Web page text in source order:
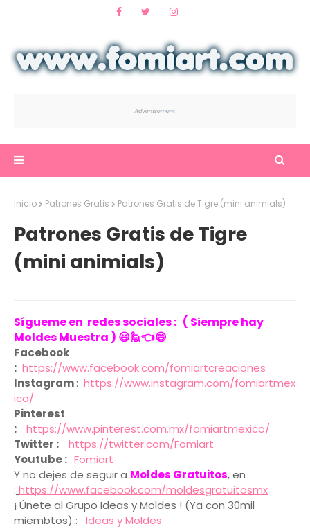
Inicio Patrones Gratis Patrones Gratis de Tigre (mini animials)
Patrones Gratis de Tigre
(mini animials)
Sígueme en redes sociales : ( Siempre hay
Moldes Muestra ) 😃🙋👈😄
Facebook
: https://www.facebook.com/fomiartcreaciones
Instagram: https://www.instagram.com/fomiartmex
ico/
Pinterest
:
https://www.pinterest.com.mx/fomiartmexico/
Twitter :
https://twitter.com/Fomiart
Youtube : Fomiart
Y no dejes de seguir a Moldes Gratuitos, en
: https://www.facebook.com/moldesgratuitosmx
¡ Únete al Grupo Ideas y Moldes ! (Ya con 30mil
miembtos) : Ideas y Moldes